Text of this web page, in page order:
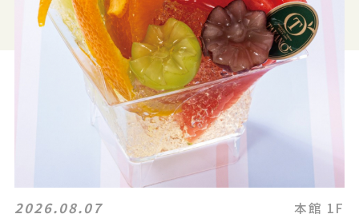
2026.08.07 本館 1F